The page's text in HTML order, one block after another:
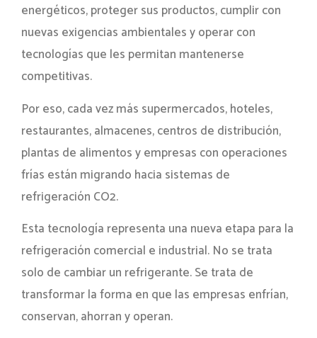
energéticos, proteger sus productos, cumplir con
nuevas exigencias ambientales y operar con
tecnologías que les permitan mantenerse
competitivas.
Por eso, cada vez más supermercados, hoteles,
restaurantes, almacenes, centros de distribución,
plantas de alimentos y empresas con operaciones
frías están migrando hacia sistemas de
refrigeración CO2.
Esta tecnología representa una nueva etapa para la
refrigeración comercial e industrial. No se trata
solo de cambiar un refrigerante. Se trata de
transformar la forma en que las empresas enfrían,
conservan, ahorran y operan.